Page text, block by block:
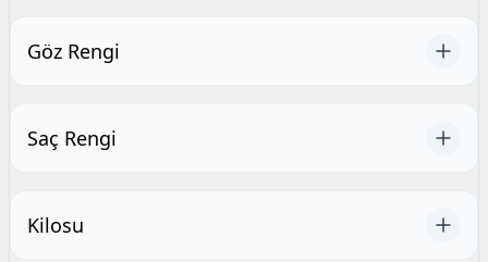
Göz Rengi
Saç Rengi
Kilosu